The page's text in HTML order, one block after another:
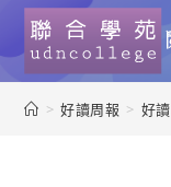
> 好讀周報 > 好